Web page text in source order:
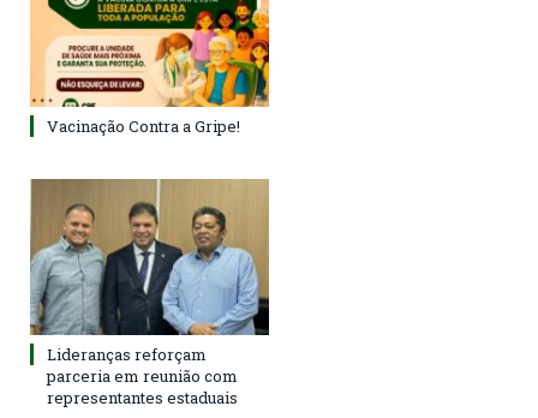
Vacinação Contra a Gripe!
Lideranças reforçam
parceria em reunião com
representantes estaduais